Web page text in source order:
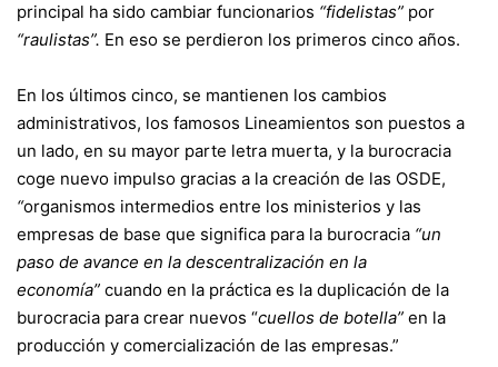
principal ha sido cambiar funcionarios “fidelistas” por
“raulistas”. En eso se perdieron los primeros cinco años.
En los últimos cinco, se mantienen los cambios
administrativos, los famosos Lineamientos son puestos a
un lado, en su mayor parte letra muerta, y la burocracia
coge nuevo impulso gracias a la creación de las OSDE,
“organismos intermedios entre los ministerios y las
empresas de base que significa para la burocracia “un
paso de avance en la descentralización en la
economía” cuando en la práctica es la duplicación de la
burocracia para crear nuevos “cuellos de botella” en la
producción y comercialización de las empresas.”